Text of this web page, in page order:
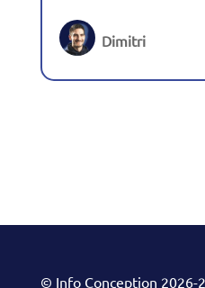
Dimitri
© Info Conception 2026-